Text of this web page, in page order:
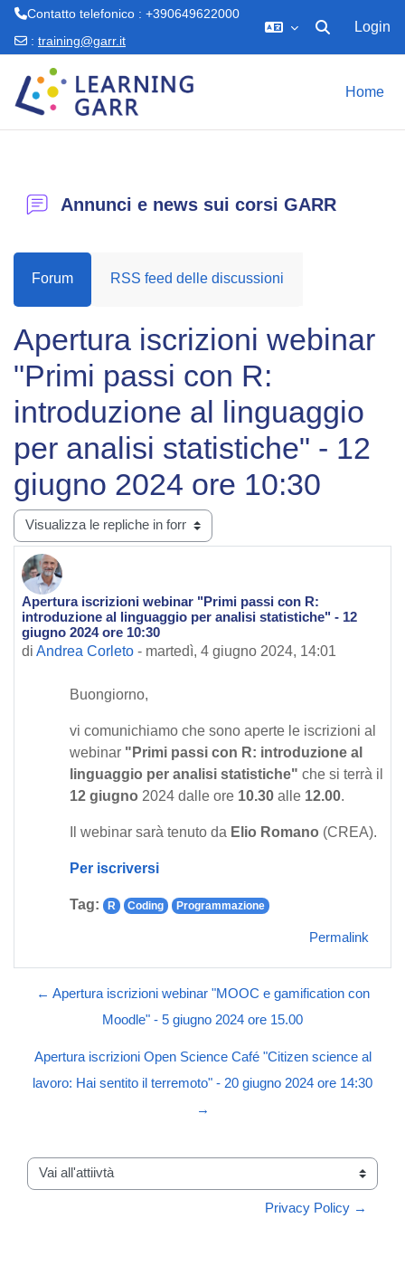
Contatto telefonico : +390649622000
: training@garr.it Attiva/
Login
Home
Annunci e news sui corsi GARR
Forum RSS feed delle discussioni
Apertura iscrizioni webinar
"Primi passi con R:
introduzione al linguaggio
per analisi statistiche" - 12
giugno 2024 ore 10:30
Modalità visualizzazione
Apertura iscrizioni webinar "Primi passi con R:
introduzione al linguaggio per analisi statistiche" - 12
giugno 2024 ore 10:30
di Andrea Corleto - martedì, 4 giugno 2024, 14:01
Numero di risposte: 0
Buongiorno,
vi comunichiamo che sono aperte le iscrizioni al
webinar "Primi passi con R: introduzione al
linguaggio per analisi statistiche" che si terrà il
12 giugno 2024 dalle ore 10.30 alle 12.00.
Il webinar sarà tenuto da Elio Romano (CREA).
Per iscriversi
Tag: R Coding Programmazione
Permalink
← Apertura iscrizioni webinar "MOOC e gamification con
Moodle" - 5 giugno 2024 ore 15.00
Apertura iscrizioni Open Science Café "Citizen science al
lavoro: Hai sentito il terremoto" - 20 giugno 2024 ore 14:30
→
Vai all'attiivtà
Privacy Policy →